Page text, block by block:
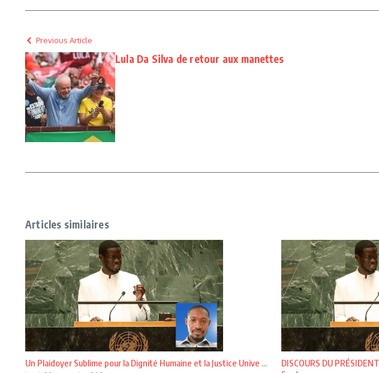
Previous Article
Lula Da Silva de retour aux manettes
Articles similaires
Un Plaidoyer Sublime pour la Dignité Humaine et la Justice Unive ...
DISCOURS DU